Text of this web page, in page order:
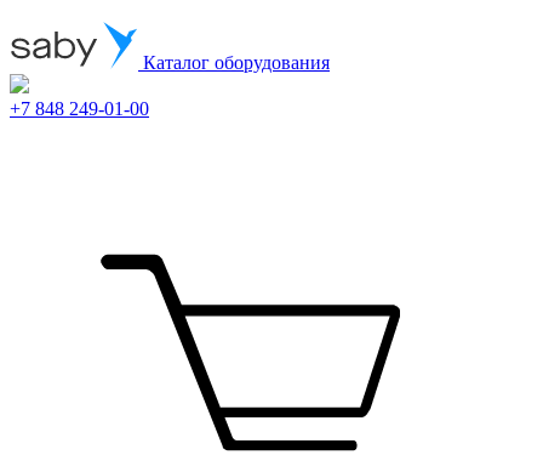
Каталог оборудования
+7 848 249-01-00